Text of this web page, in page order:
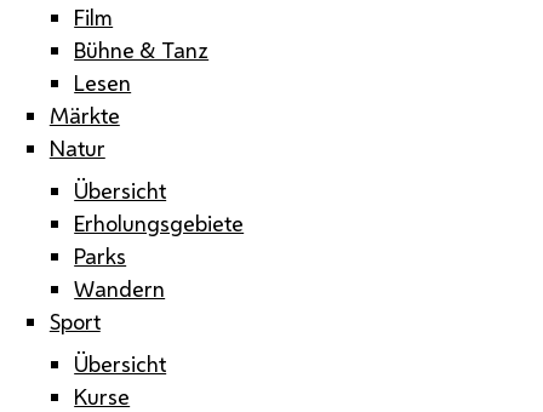
Film
Bühne & Tanz
Lesen
Märkte
Natur
Übersicht
Erholungsgebiete
Parks
Wandern
Sport
Übersicht
Kurse